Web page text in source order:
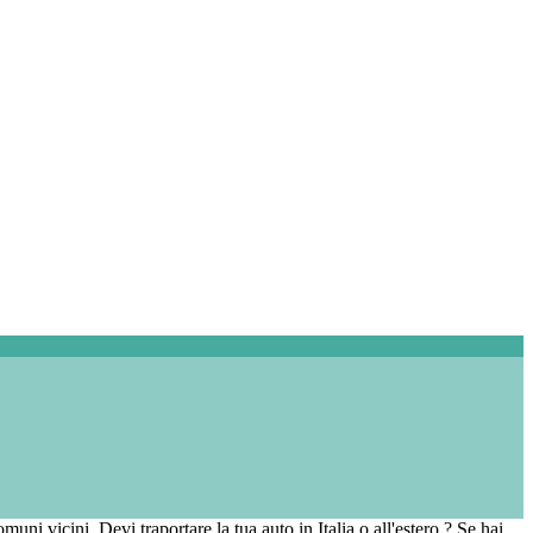
vicini. Devi traportare la tua auto in Italia o all'estero ? Se hai